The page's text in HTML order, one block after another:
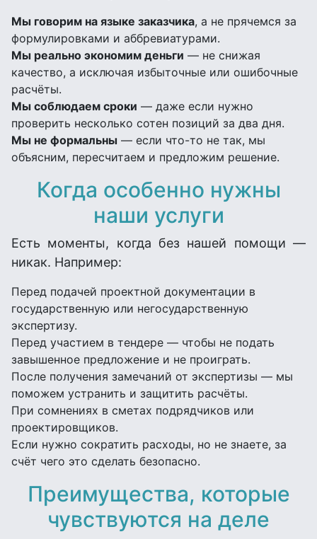
Мы говорим на языке заказчика, а не прячемся за
формулировками и аббревиатурами.
Мы реально экономим деньги — не снижая
качество, а исключая избыточные или ошибочные
расчёты.
Мы соблюдаем сроки — даже если нужно
проверить несколько сотен позиций за два дня.
Мы не формальны — если что-то не так, мы
объясним, пересчитаем и предложим решение.
Когда особенно нужны
наши услуги
Есть моменты, когда без нашей помощи —
никак. Например:
Перед подачей проектной документации в
государственную или негосударственную
экспертизу.
Перед участием в тендере — чтобы не подать
завышенное предложение и не проиграть.
После получения замечаний от экспертизы — мы
поможем устранить и защитить расчёты.
При сомнениях в сметах подрядчиков или
проектировщиков.
Если нужно сократить расходы, но не знаете, за
счёт чего это сделать безопасно.
Преимущества, которые
чувствуются на деле